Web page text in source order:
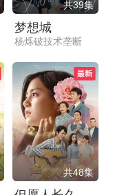
共39集
梦想城
杨烁破技术垄断
共48集